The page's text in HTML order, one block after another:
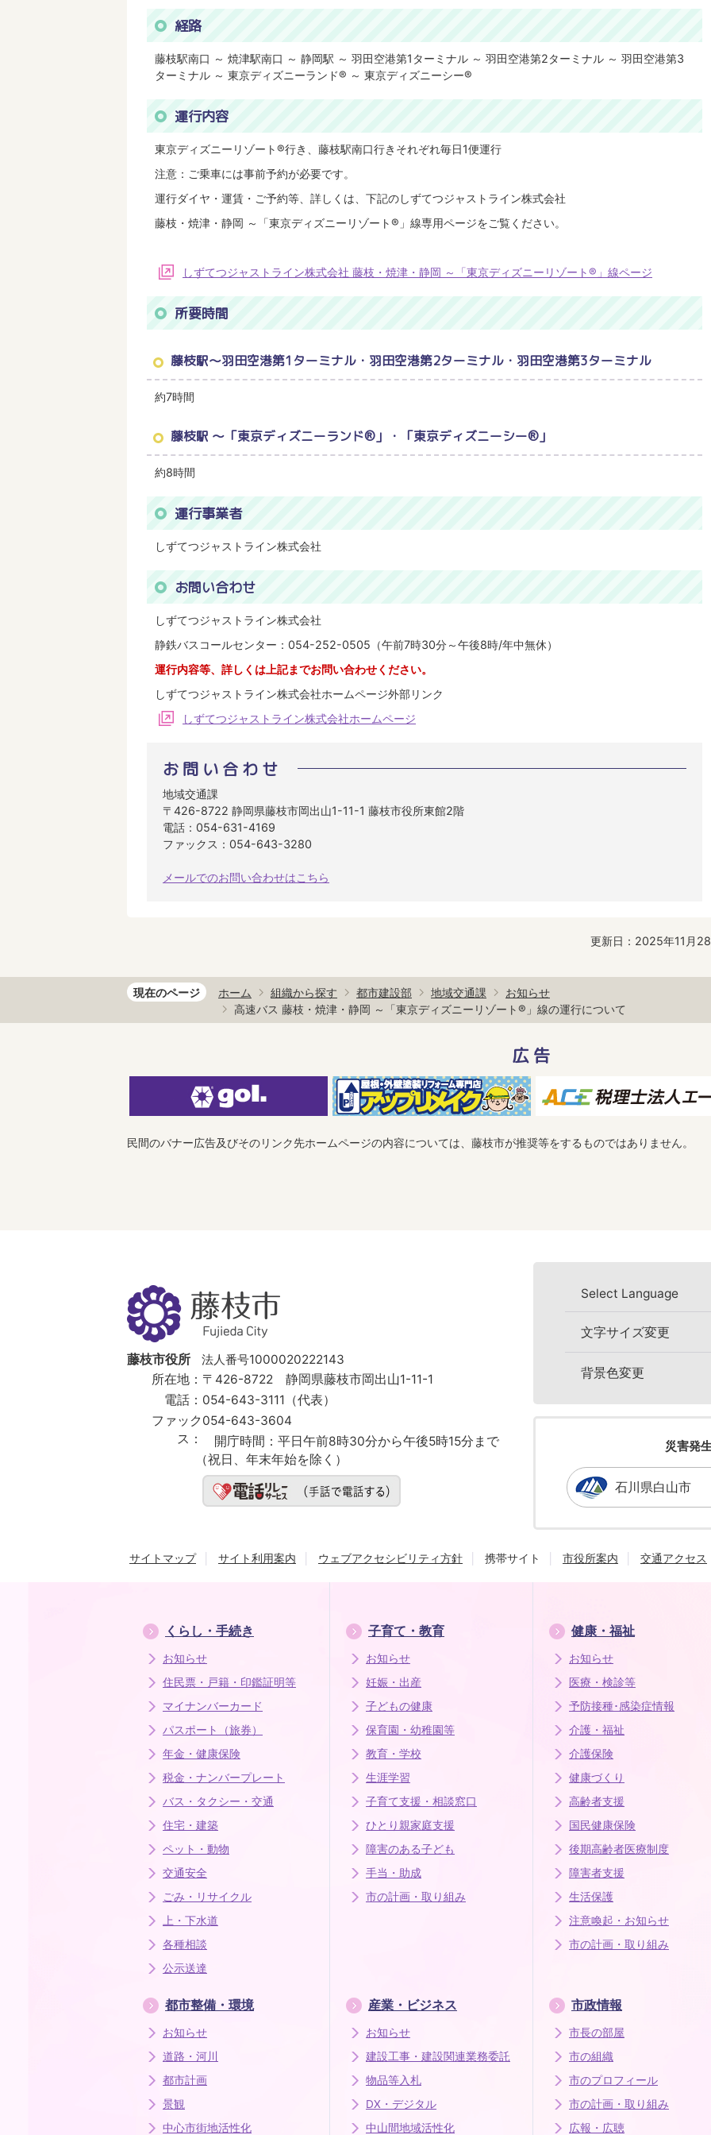
経路
藤枝駅南口 ～ 焼津駅南口 ～ 静岡駅 ～ 羽田空港第1ターミナル ～ 羽田空港第2ターミナル ～ 羽田空港第3
ターミナル ～ 東京ディズニーランド® ～ 東京ディズニーシー®
運行内容
東京ディズニーリゾート®行き、藤枝駅南口行きそれぞれ毎日1便運行
注意：ご乗車には事前予約が必要です。
運行ダイヤ・運賃・ご予約等、詳しくは、下記のしずてつジャストライン株式会社
藤枝・焼津・静岡 ～「東京ディズニーリゾート®」線専用ページをご覧ください。
しずてつジャストライン株式会社 藤枝・焼津・静岡 ～「東京ディズニーリゾート®」線ページ
所要時間
藤枝駅～羽田空港第1ターミナル・羽田空港第2ターミナル・羽田空港第3ターミナル
約7時間
藤枝駅 ～「東京ディズニーランド®」・「東京ディズニーシー®」
約8時間
運行事業者
しずてつジャストライン株式会社
お問い合わせ
しずてつジャストライン株式会社
静鉄バスコールセンター：054-252-0505（午前7時30分～午後8時/年中無休）
運行内容等、詳しくは上記までお問い合わせください。
しずてつジャストライン株式会社ホームページ外部リンク
しずてつジャストライン株式会社ホームページ
お問い合わせ
地域交通課
〒426-8722 静岡県藤枝市岡出山1-11-1 藤枝市役所東館2階
電話：054-631-4169
ファックス：054-643-3280
メールでのお問い合わせはこちら
更新日：2025年11月
現在のページ ホーム 組織から探す 都市建設部 地域交通課
お知らせ
高速バス 藤枝・焼津・静岡 ～「東京ディズニーリゾート®」線の運行について
広告
民間のバナー広告及びそのリンク先ホームページの内容については、藤枝市が推奨等をするものではありません。
藤
枝
市
Fujieda
City
藤枝市役所
法人番号1000020222143
所在地： 〒426-8722 静岡県藤枝市岡出山1-11-1
電話： 054-643-3111（代表）
ファック
ス：
054-643-3604
開庁時間： 平日午前8時30分から午後5時15分まで
（祝日、年末年始を除く）
Select Language
文字サイズ変更
背景色変更
災害発
石川県白山市
サイトマップ サイト利用案内 ウェブアクセシビリティ方針 携帯サイト 市役所案内 交通アクセス
くらし・手続き
お知らせ
住民票・戸籍・印鑑証明等
マイナンバーカード
パスポート（旅券）
年金・健康保険
税金・ナンバープレート
バス・タクシー・交通
住宅・建築
ペット・動物
交通安全
ごみ・リサイクル
上・下水道
各種相談
公示送達
子育て・教育
お知らせ
妊娠・出産
子どもの健康
保育園・幼稚園等
教育・学校
生涯学習
子育て支援・相談窓口
ひとり親家庭支援
障害のある子ども
手当・助成
市の計画・取り組み
健康・福祉
お知らせ
医療・検診等
予防接種･感染症情報
介護・福祉
介護保険
健康づくり
高齢者支援
国民健康保険
後期高齢者医療制度
障害者支援
生活保護
注意喚起・お知らせ
市の計画・取り組み
都市整備・環境
お知らせ
道路・河川
都市計画
景観
中心市街地活性化
産業・ビジネス
お知らせ
建設工事・建設関連業務委託
物品等入札
DX・デジタル
中山間地域活性化
市政情報
市長の部屋
市の組織
市のプロフィール
市の計画・取り組み
広報・広聴